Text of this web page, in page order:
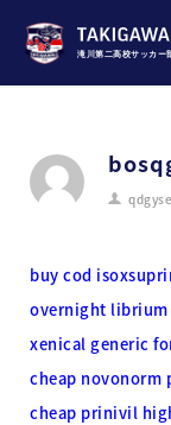
滝川第二高校サッカー
qdgyse
buy cod
overnight
xenical generic
cheap novonorm
cheap prinivil